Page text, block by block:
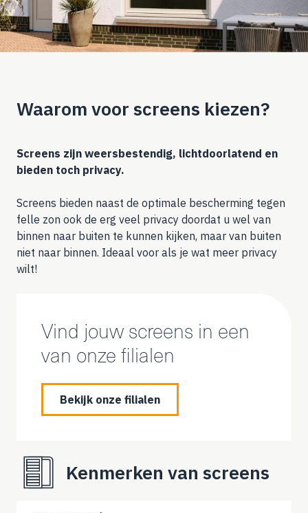
Waarom voor screens kiezen?
Screens zijn weersbestendig, lichtdoorlatend en
bieden toch privacy.
Screens bieden naast de optimale bescherming tegen
felle zon ook de erg veel privacy doordat u wel van
binnen naar buiten te kunnen kijken, maar van buiten
niet naar binnen. Ideaal voor als je wat meer privacy
wilt!
Vind jouw screens in een
van onze filialen
Bekijk onze filialen
Kenmerken van screens